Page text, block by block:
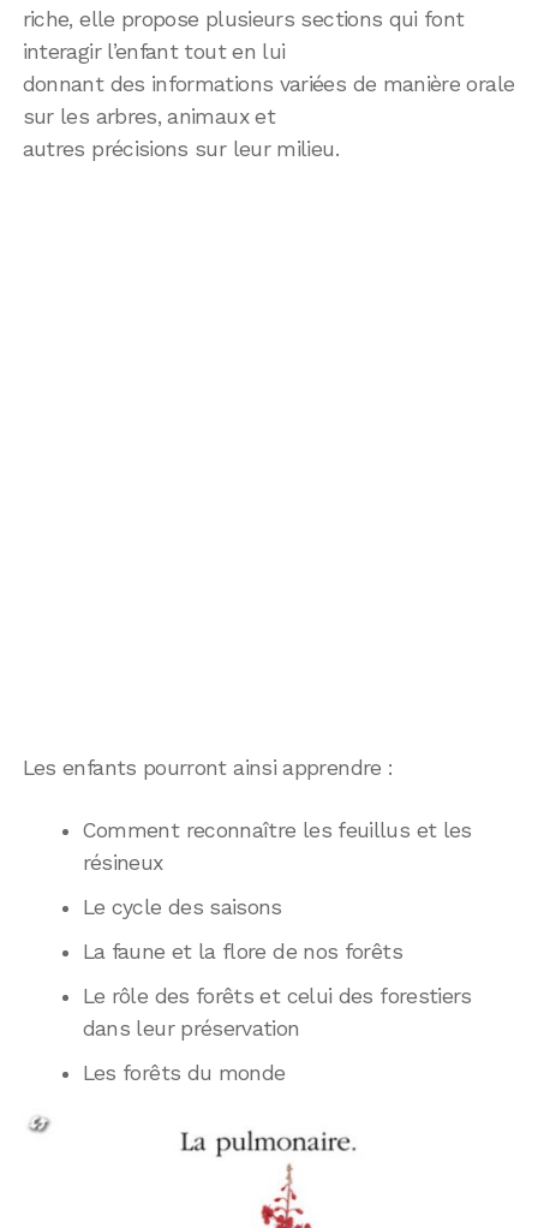
riche, elle propose plusieurs sections qui font
interagir l’enfant tout en lui
donnant des informations variées de manière orale
sur les arbres, animaux et
autres précisions sur leur milieu.
Les enfants pourront ainsi apprendre :
Comment reconnaître les feuillus et les
résineux
Le cycle des saisons
La faune et la flore de nos forêts
Le rôle des forêts et celui des forestiers
dans leur préservation
Les forêts du monde